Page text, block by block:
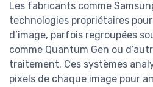
Les fabricants comme
technologies propriétaires
d’image, parfois regroupées
comme Quantum Gen ou
traitement. Ces systèmes
pixels de chaque image pour